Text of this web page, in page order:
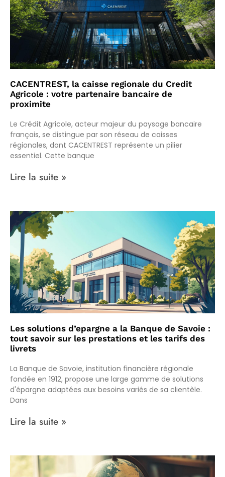
CACENTREST, la caisse regionale du Credit
Agricole : votre partenaire bancaire de
proximite
Le Crédit Agricole, acteur majeur du paysage bancaire
français, se distingue par son réseau de caisses
régionales, dont CACENTREST représente un pilier
essentiel. Cette banque
Lire la suite »
Les solutions d’epargne a la Banque de Savoie :
tout savoir sur les prestations et les tarifs des
livrets
La Banque de Savoie, institution financière régionale
fondée en 1912, propose une large gamme de solutions
d'épargne adaptées aux besoins variés de sa clientèle.
Dans
Lire la suite »